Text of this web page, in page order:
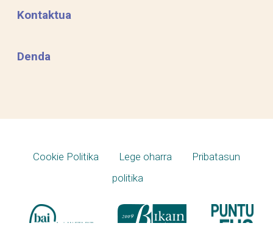
Kontaktua
Denda
Cookie Politika Lege oharra
Pribatasun
politika